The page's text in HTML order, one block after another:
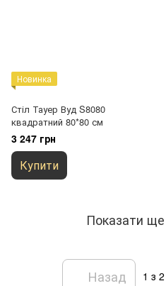
Новинка
Стіл Тауер Вуд S8080
квадратний 80*80 см
3 247 грн
Купити
Показати ще
Назад 1 з 2